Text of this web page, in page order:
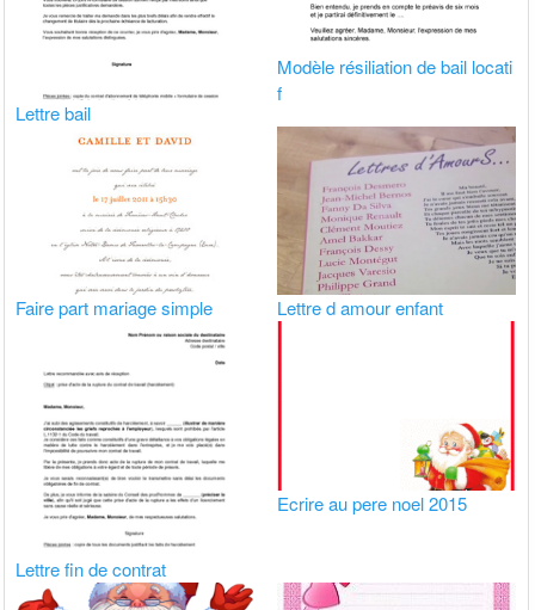
Lettre bail
Modèle résiliation de bail locati
f
Faire part mariage simple Lettre d amour enfant
Lettre fin de contrat
Ecrire au pere noel 2015